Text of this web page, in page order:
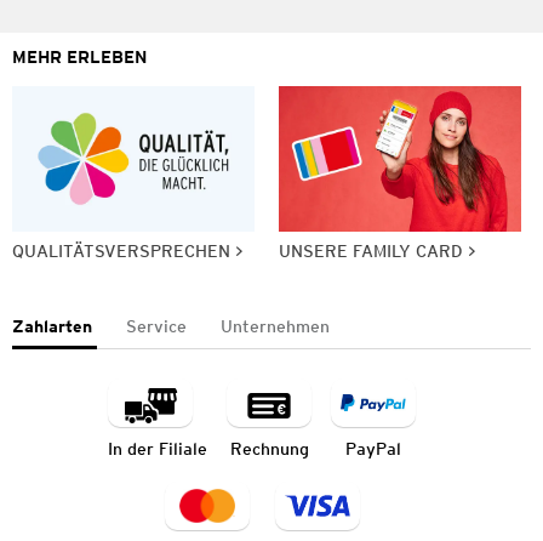
MEHR ERLEBEN
QUALITÄTSVERSPRECHEN UNSERE FAMILY CARD
Zahlarten Service Unternehmen
In der Filiale Rechnung PayPal